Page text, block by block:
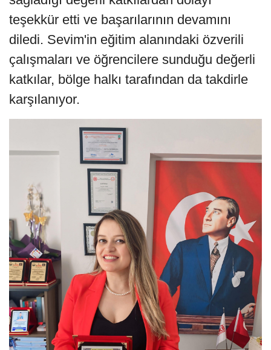
teşekkür etti ve başarılarının devamını
diledi. Sevim'in eğitim alanındaki özverili
çalışmaları ve öğrencilere sunduğu değerli
katkılar, bölge halkı tarafından da takdirle
karşılanıyor.